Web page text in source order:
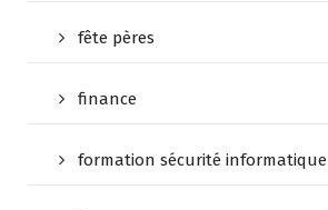
fête pères
finance
formation sécurité informatique